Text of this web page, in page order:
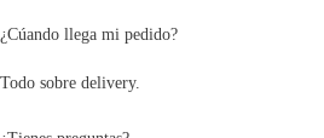
¿Cúando llega mi pedido?
Todo sobre delivery.